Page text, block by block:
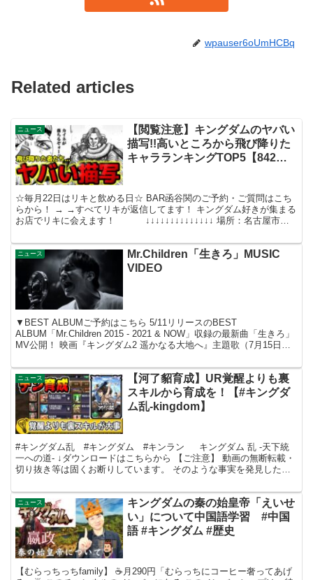
wpauser6oUmHCBq
Related articles
ニュース
【閲覧注意】キングダムのヤバい
描写!!高いところから飛び降りた
キャラランキングTOP5【842話
☆毎月22日はリキと飲める日☆ BAR函谷関のご予約・ご質問はこち
らから！ → →すべてリキが返信してます！ キングダム好きが集まる
お店でリキに会えます！ ↓↓↓↓↓↓↓↓↓↓↓↓↓↓ 場所：名古屋市中
ニュース
Mr.Children「生きろ」MUSIC
VIDEO
▼BEST ALBUMご予約はこちら 5/11リリースのBEST
ALBUM「Mr.Children 2015 - 2021 & NOW」収録の最新曲「生きろ」
MV公開！ 映画『キングダム2 遥かなる大地へ』主題歌（7月15日公
ニュース
【河了貂育成】UR覚醒よりも裏
スキルから育成を！【#キングダ
ム乱-kingdom】
#キングダム乱 #キングダム #キンラン キングダム 乱 -天下統
一への道- ↓ダウンロードはこちらから 【ご注意】 動画の無断転載・
切り抜き等は固くお断りしています。 そのような事実を発見した場
ニュース
キングダムの秦の始皇帝「えいせ
い」について中国語学習 #中国
語 #キングダム #歴史
【むらっちっちfamily】 ☕️月290円「むらっちにコーヒー奢ってあげ